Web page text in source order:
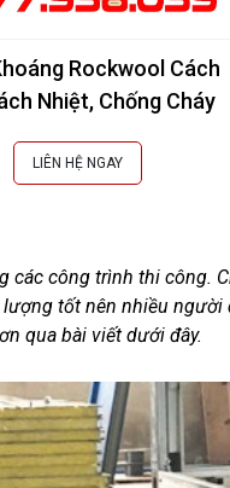
Rockwool Cách
Nhiệt, Chống Cháy
LIÊN HỆ NGAY
các công trình thi
tốt nên nhiều người
qua bài viết dưới đây.